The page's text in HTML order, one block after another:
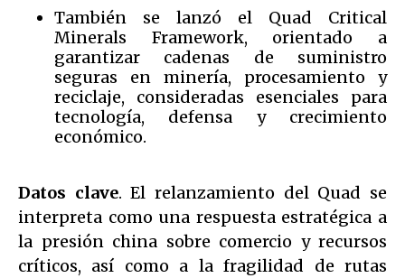
También se lanzó el Quad Critical
Minerals Framework, orientado a
garantizar cadenas de suministro
seguras en minería, procesamiento y
reciclaje, consideradas esenciales para
tecnología, defensa y crecimiento
económico.
Datos clave. El relanzamiento del Quad se
interpreta como una respuesta estratégica a
la presión china sobre comercio y recursos
críticos, así como a la fragilidad de rutas